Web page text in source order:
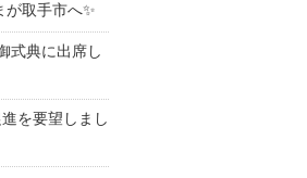
取手市へ✨
式典に出席し
を要望しまし